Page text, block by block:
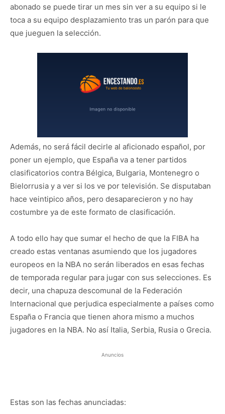
abonado se puede tirar un mes sin ver a su equipo si le
toca a su equipo desplazamiento tras un parón para que
que jueguen la selección.
Además, no será fácil decirle al aficionado español, por
poner un ejemplo, que España va a tener partidos
clasificatorios contra Bélgica, Bulgaria, Montenegro o
Bielorrusia y a ver si los ve por televisión. Se disputaban
hace veintipico años, pero desaparecieron y no hay
costumbre ya de este formato de clasificación.
A todo ello hay que sumar el hecho de que la FIBA ha
creado estas ventanas asumiendo que los jugadores
europeos en la NBA no serán liberados en esas fechas
de temporada regular para jugar con sus selecciones. Es
decir, una chapuza descomunal de la Federación
Internacional que perjudica especialmente a países como
España o Francia que tienen ahora mismo a muchos
jugadores en la NBA. No así Italia, Serbia, Rusia o Grecia.
Anuncios
Estas son las fechas anunciadas: